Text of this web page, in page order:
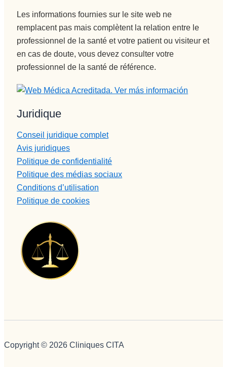
Les informations fournies sur le site web ne
remplacent pas mais complètent la relation entre le
professionnel de la santé et votre patient ou visiteur et
en cas de doute, vous devez consulter votre
professionnel de la santé de référence.
Juridique
Conseil juridique complet
Avis juridiques
Politique de confidentialité
Politique des médias sociaux
Conditions d’utilisation
Politique de cookies
Copyright © 2026 Cliniques CITA